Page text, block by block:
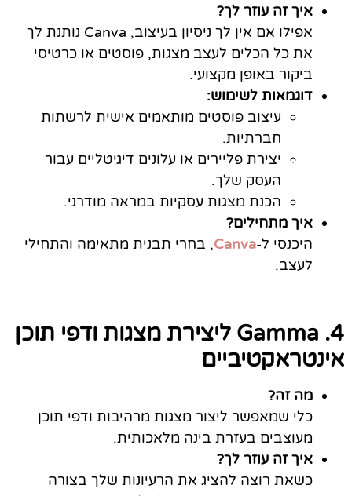
איך זה עוזר לך?
אפילו אם אין לך ניסיון בעיצוב, Canva נותנת לך
את כל הכלים לעצב מצגות, פוסטים או כרטיסי
ביקור באופן מקצועי.
דוגמאות לשימוש:
עיצוב פוסטים מותאמים אישית לרשתות
חברתיות.
יצירת פליירים או עלונים דיגיטליים עבור
העסק שלך.
הכנת מצגות עסקיות במראה מודרני.
איך מתחילים?
היכנסי ל-Canva, בחרי תבנית מתאימה והתחילי
לעצב.
4.
Gamma ליצירת מצגות ודפי תוכן
אינטראקטיביים
מה זה?
כלי שמאפשר ליצור מצגות מרהיבות ודפי תוכן
מעוצבים בעזרת בינה מלאכותית.
איך זה עוזר לך?
כשאת רוצה להציג את הרעיונות שלך בצורה